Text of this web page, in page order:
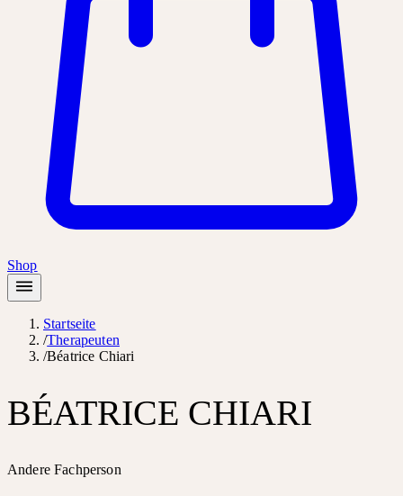
Shop
Startseite
/Therapeuten
/Béatrice Chiari
BÉATRICE CHIARI
Andere Fachperson